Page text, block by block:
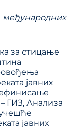
за стицање
јавних
ГИЗ, Анализа
јавних